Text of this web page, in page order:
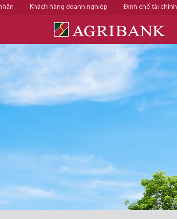
Khách hàng doanh nghiệp Định chế tài chính